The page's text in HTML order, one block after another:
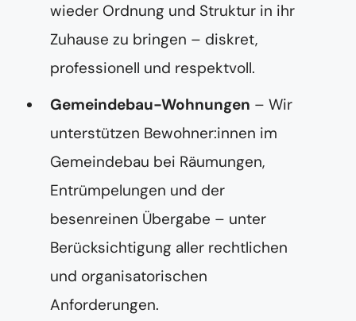
wieder Ordnung und Struktur in ihr
Zuhause zu bringen – diskret,
professionell und respektvoll.
Gemeindebau-Wohnungen – Wir
unterstützen Bewohner:innen im
Gemeindebau bei Räumungen,
Entrümpelungen und der
besenreinen Übergabe – unter
Berücksichtigung aller rechtlichen
und organisatorischen
Anforderungen.